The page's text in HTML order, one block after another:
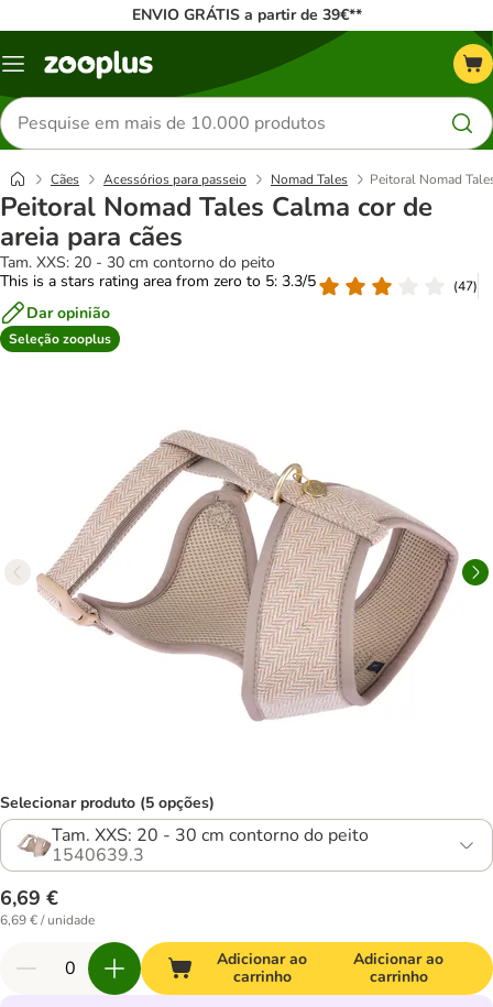
ENVIO GRÁTIS a partir de 39€**
Menu
Pesquisar
produtos
Cães Acessórios para passeio Nomad Tales Peitoral Nomad
Peitoral Nomad Tales Calma cor de
areia para cães
Tam. XXS: 20 - 30 cm contorno do peito
This is a stars rating area from zero to 5: 3.3/5
(47)
Dar opinião
Seleção zooplus
Selecionar produto (5 opções)
Tam. XXS: 20 - 30 cm contorno do peito
1540639.3
6,69 €
6,69 € / unidade
Adicionar ao
carrinho
Adicionar ao
carrinho